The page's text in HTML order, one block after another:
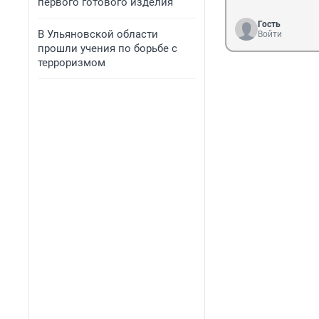
В Ульяновской области
прошли учения по борьбе с
терроризмом
Гость
Войти